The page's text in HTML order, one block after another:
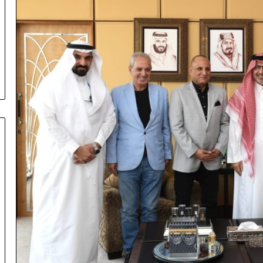
Hoe je het
Bwin
منذ 5 دقائق
Coronavirus disease 2019